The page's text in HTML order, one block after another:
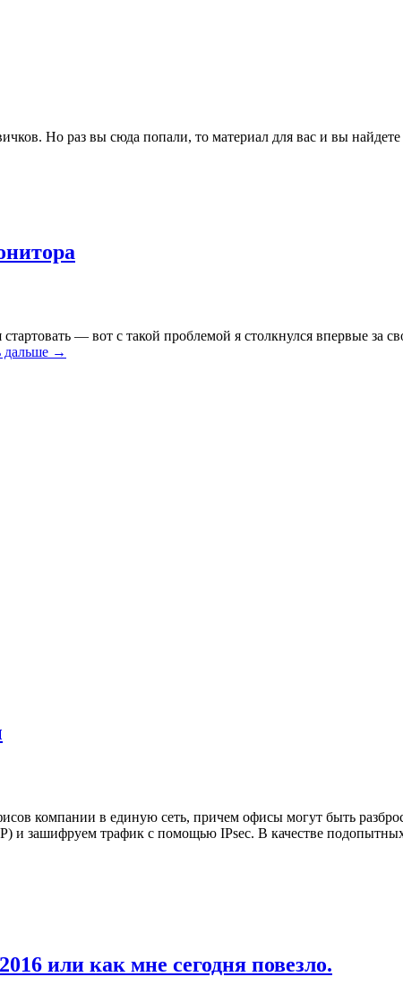
Но раз вы сюда попали, то материал для вас и вы найдете
— вот с такой проблемой я столкнулся впервые за
дальше →
компании в единую сеть, причем офисы могут быть
и зашифруем трафик с помощью IPsec. В качестве
или как мне сегодня повезло.